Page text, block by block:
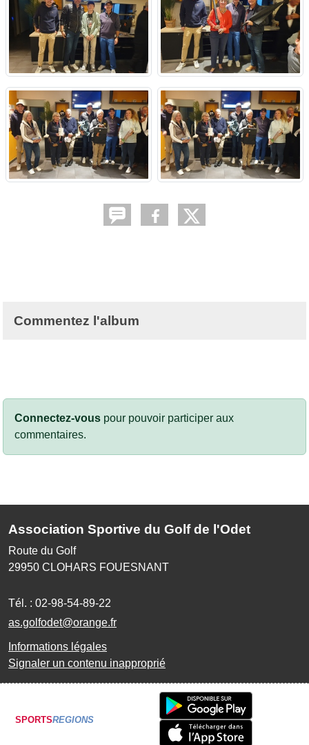
Commentez l'album
Connectez-vous pour pouvoir participer aux
commentaires.
Association Sportive du Golf de l'Odet
Route du Golf
29950 CLOHARS FOUESNANT
Tél. : 02-98-54-89-22
as.golfodet@orange.fr
Informations légales
Signaler un contenu inapproprié
SPORTSREGIONS